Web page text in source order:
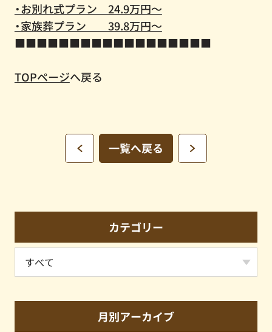
・お別れ式プラン 24.9万円～
・家族葬プラン 39.8万円～
■■■■■■■■■■■■■■■■■■
TOPページへ戻る
一覧へ戻る
カテゴリー
月別アーカイブ